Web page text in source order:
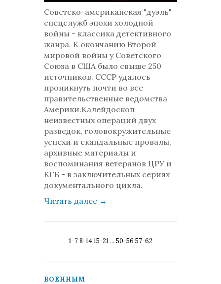
Советско-американская "дуэль"
спецслужб эпохи холодной
войны - классика детективного
жанра. К окончанию Второй
мировой войны у Советского
Союза в США было свыше 250
источников. СССР удалось
проникнуть почти во все
правительственные ведомства
Америки.Калейдоскоп
неизвестных операций двух
разведок, головокружительные
успехи и скандальные провалы,
архивные материалы и
воспоминания ветеранов ЦРУ и
КГБ - в заключительных сериях
документального цикла.
Читать далее →
1-78-1415-21 ... 50-56 57-62
ВОЕННЫМ